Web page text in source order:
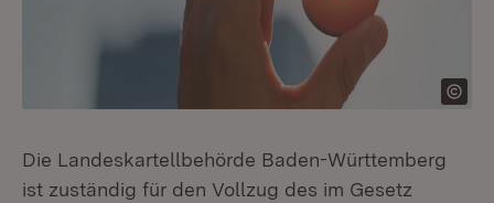
Die Landeskartellbehörde Baden-Württemberg
ist zuständig für den Vollzug des im Gesetz